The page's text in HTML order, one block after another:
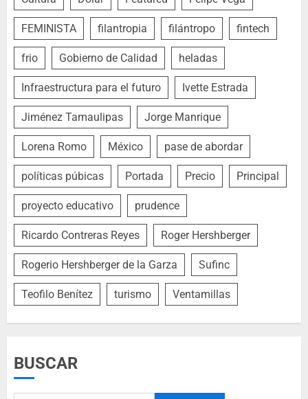
FEMINISTA filantropia filántropo fintech
frio Gobierno de Calidad heladas
Infraestructura para el futuro Ivette Estrada
Jiménez Tamaulipas Jorge Manrique
Lorena Romo México pase de abordar
políticas púbicas Portada Precio Principal
proyecto educativo prudence
Ricardo Contreras Reyes Roger Hershberger
Rogerio Hershberger de la Garza Sufinc
Teofilo Benítez turismo Ventamillas
BUSCAR